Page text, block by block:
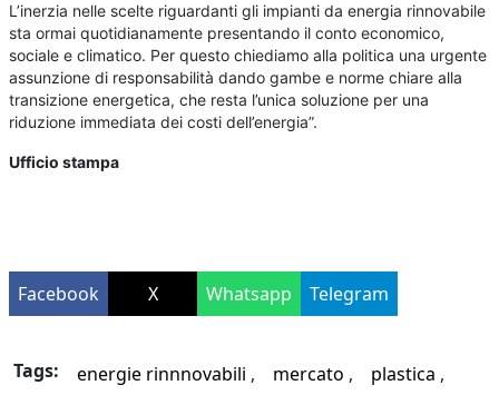
L’inerzia nelle scelte riguardanti gli impianti da energia rinnovabile
sta ormai quotidianamente presentando il conto economico,
sociale e climatico. Per questo chiediamo alla politica una urgente
assunzione di responsabilità dando gambe e norme chiare alla
transizione energetica, che resta l’unica soluzione per una
riduzione immediata dei costi dell’energia”.
Ufficio stampa
Facebook X Whatsapp Telegram
Tags: energie rinnnovabili mercato
plastica